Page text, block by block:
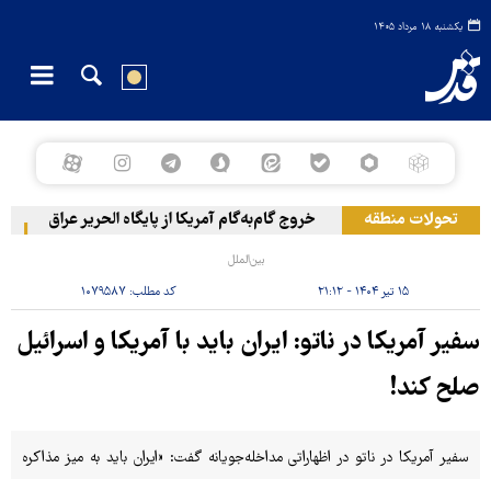
یکشنبه ۱۸ مرداد ۱۴۰۵
تحولات منطقه خروج گام‌به‌گام آمریکا از پایگاه الحریر عراق
بین‌الملل
۱۵ تیر ۱۴۰۴ - ۲۱:۱۲ کد مطلب:۱۰۷۹۵۸۷
سفیر آمریکا در ناتو: ایران باید با آمریکا و اسرائیل
صلح کند!
سفیر آمریکا در ناتو در اظهاراتی مداخله‌جویانه گفت: «ایران باید به میز مذاکره